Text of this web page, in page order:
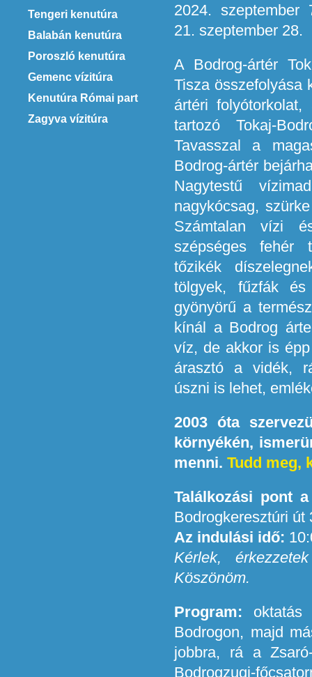
Tengeri kenutúra
Balabán kenutúra
Poroszló kenutúra
Gemenc vízitúra
Kenutúra Római part
Zagyva vízitúra
2024. szeptember
21. szeptember 28.
A Bodrog-ártér
Tisza összefolyása
ártéri
tartozó Tokaj-
Tavasszal a
Bodrog-ártér
Nagytestű
nagykócsag,
Számtalan vízi
szépséges fehér
tőzikék
tölgyek, fűzfák
gyönyörű a
kínál a Bodrog
víz, de akkor is
árasztó a vidék,
úszni is lehet,
2003 óta
környékén,
menni. Tudd meg,
Találkozási pont
Bodrogkeresztúri út
Az indulási idő:
Kérlek,
Köszönöm.
Program: oktatás
Bodrogon, majd
jobbra, rá a
Bodrogzugi-